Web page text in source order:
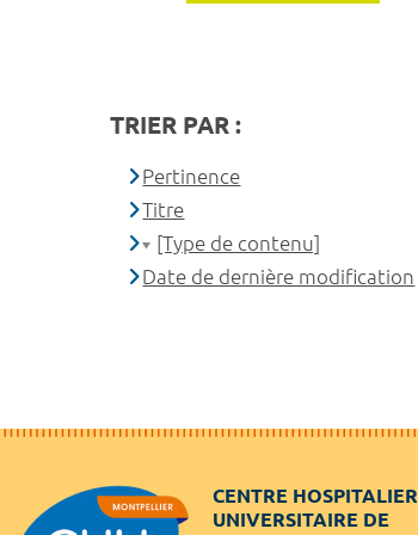
TRIER PAR :
Pertinence
Titre
[Type de contenu]
Date de dernière modification
CENTRE HOSPITALIER
UNIVERSITAIRE DE